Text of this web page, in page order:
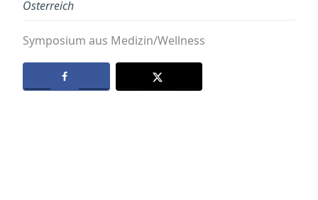
Österreich
Symposium aus Medizin/Wellness